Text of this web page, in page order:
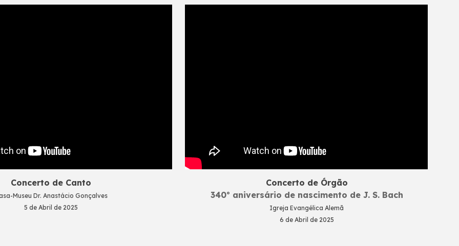
Concerto de Canto
Museu Dr. Anastácio Gonçalves
5 de Abril de 2025
Concerto de Órgão
340º aniversário de nascimento de J. S. Bach
Igreja Evangélica Alemã
6 de Abril de 2025